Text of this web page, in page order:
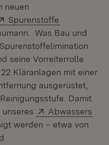
neuen
Extern:
Spurenstoffe
Was Bau und
seine Vorreiterrolle
Kläranlagen mit einer
ausgerüstet,
Damit
unseres
Extern:
Abwassers
werden – etwa von